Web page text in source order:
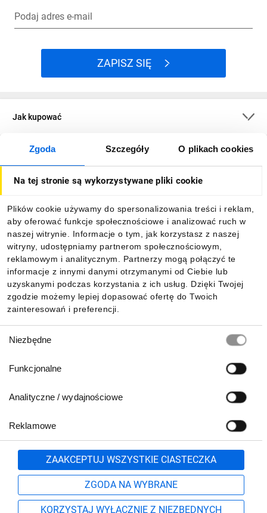
Zgoda Szczegóły O plikach cookies
Na tej stronie są wykorzystywane pliki cookie
Plików cookie używamy do spersonalizowania treści i reklam,
aby oferować funkcje społecznościowe i analizować ruch w
naszej witrynie. Informacje o tym, jak korzystasz z naszej
witryny, udostępniamy partnerom społecznościowym,
reklamowym i analitycznym. Partnerzy mogą połączyć te
informacje z innymi danymi otrzymanymi od Ciebie lub
uzyskanymi podczas korzystania z ich usług. Dzięki Twojej
zgodzie możemy lepiej dopasować ofertę do Twoich
zainteresowań i preferencji.
zgody
Niezbędne
Funkcjonalne
Analityczne / wydajnościowe
Reklamowe
ZAAKCEPTUJ WSZYSTKIE CIASTECZKA
ZGODA NA WYBRANE
KORZYSTAJ WYŁĄCZNIE Z NIEZBĘDNYCH
Podaj adres e-mail
ZAPISZ SIĘ
Jak kupować
O firmie
Informacje
Pobierz naszą aplikację mobilną:
801 500 700 lub
71 37 61 600
Formularz kontaktowy